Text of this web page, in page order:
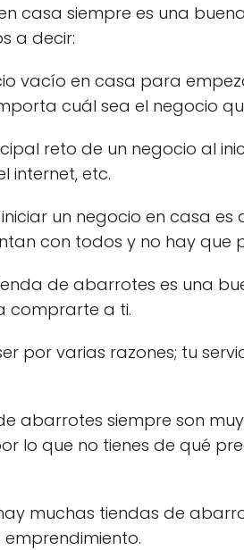
casa siempre es una
a decir:
vacío en casa para
cuál sea el negocio
reto de un negocio al
internet, etc.
un negocio en casa
con todos y no hay que
de abarrotes es una
comprarte a ti.
por varias razones; tu
abarrotes siempre son
lo que no tienes de qué
muchas tiendas de